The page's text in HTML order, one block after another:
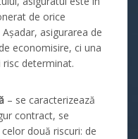
de orice
asigurarea de
economisire, ci una
determinat.
– se caracterizează
contract, se
două riscuri: de